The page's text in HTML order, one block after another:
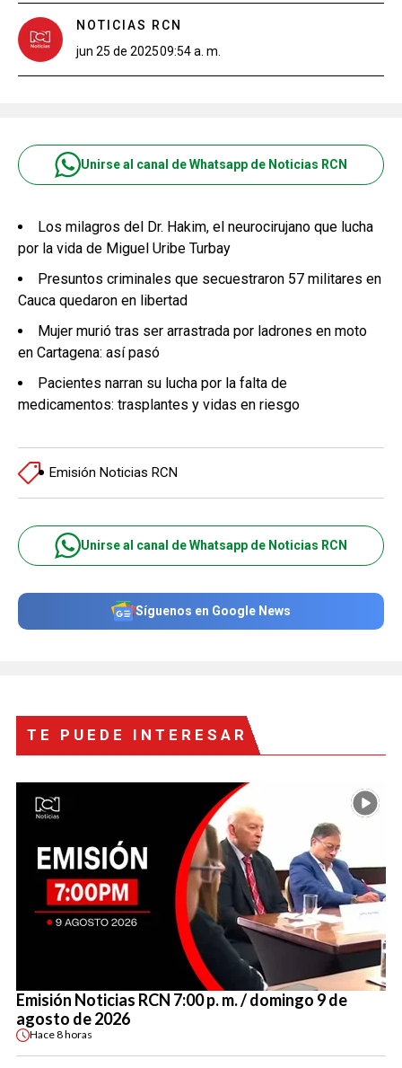
NOTICIAS RCN
jun 25 de 202509:54 a. m.
Unirse al canal de Whatsapp de Noticias RCN
Los milagros del Dr. Hakim, el neurocirujano que lucha
por la vida de Miguel Uribe Turbay
Presuntos criminales que secuestraron 57 militares en
Cauca quedaron en libertad
Mujer murió tras ser arrastrada por ladrones en moto
en Cartagena: así pasó
Pacientes narran su lucha por la falta de
medicamentos: trasplantes y vidas en riesgo
Emisión Noticias RCN
Unirse al canal de Whatsapp de Noticias RCN
Síguenos en Google News
TE PUEDE INTERESAR
Emisión Noticias RCN 7:00 p. m. / domingo 9 de
agosto de 2026
Hace8 horas